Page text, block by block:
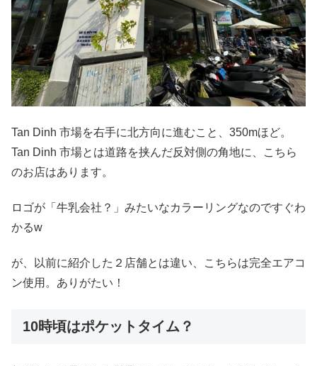
Tan Dinh 市場を右手に北方向に進むこと、350mほど。
Tan Dinh 市場とは道路を挟んだ反対側の角地に、こちら
のお店はあります。
ロゴが「牛乳会社？」みたいなカラーリングなのですぐわ
かるw
が、以前に紹介した２店舗とは違い、こちらは完全エアコ
ン使用。ありがたい！
10時頃はポケットタイム？